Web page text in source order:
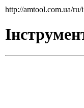
http://amtool.com.ua/